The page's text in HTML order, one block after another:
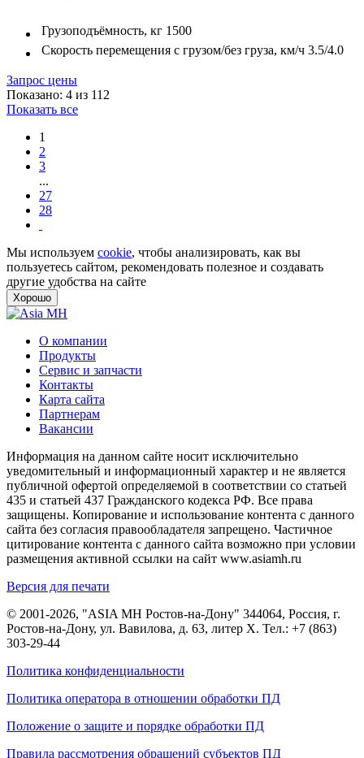
Грузоподъёмность, кг 1500
Скорость перемещения с грузом/без груза, км/ч 3.5/4.0
Запрос цены
Показано: 4 из 112
Показать все
1
2
3
...
27
28
Мы используем cookie, чтобы анализировать, как вы
пользуетесь сайтом, рекомендовать полезное и создавать
другие удобства на сайте
Хорошо
О компании
Продукты
Сервис и запчасти
Контакты
Карта сайта
Партнерам
Вакансии
Информация на данном сайте носит исключительно
уведомительный и информационный характер и не является
публичной офертой определяемой в соответствии со статьей
435 и статьей 437 Гражданского кодекса РФ. Все права
защищены. Копирование и использование контента с данного
сайта без согласия правообладателя запрещено. Частичное
цитирование контента с данного сайта возможно при условии
размещения активной ссылки на сайт www.asiamh.ru
Версия для печати
© 2001-2026, "ASIA MH Ростов-на-Дону" 344064, Россия, г.
Ростов-на-Дону, ул. Вавилова, д. 63, литер Х. Тел.: +7 (863)
303-29-44
Политика конфиденциальности
Политика оператора в отношении обработки ПД
Положение о защите и порядке обработки ПД
Правила рассмотрения обращений субъектов ПД